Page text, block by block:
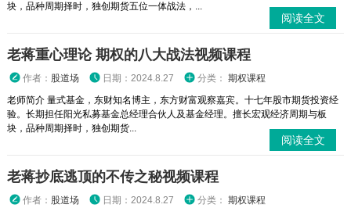
块，品种周期择时，独创期货五位一体战法，...
阅读全文
老蒋重心理论 期权的八大战法视频课程
作者： 股道场 日期：2024.8.27 分类： 期权课程
老师简介 量式基金，东财知名博主，东方财富观察嘉宾。十七年股市期货投资经
验。长期担任阳光私募基金总经理合伙人及基金经理。擅长宏观经济周期与板
块，品种周期择时，独创期货...
阅读全文
老蒋抄底逃顶的不传之秘视频课程
作者： 股道场 日期：2024.8.27 分类： 期权课程